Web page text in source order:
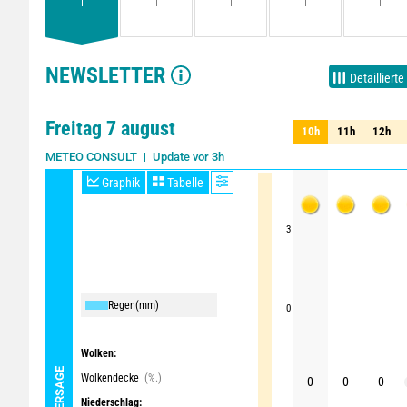
NEWSLETTER
Freitag 7 august
METEO CONSULT Update vor 3h
Graphik Tabelle
Regen(mm)
Wolken:
Wolkendecke (%.)
Niederschlag:
3
0
10h 11h 12h
10h 11h 12h
0 0 0